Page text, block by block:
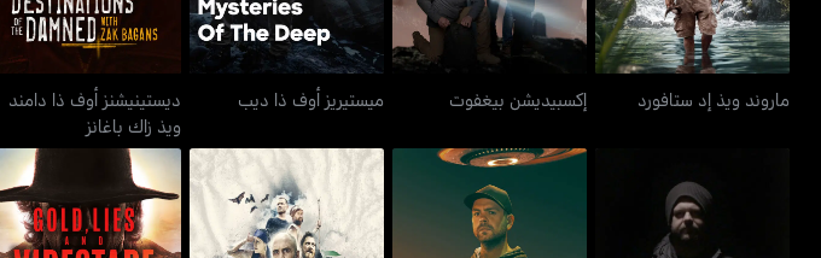
ماروند ويذ إد ستافورد إكسبيديشن بيغفوت ميستيريز أوف ذا ديب
ديستينيشنز أوف ذا دامند
ويذ زاك باغانز